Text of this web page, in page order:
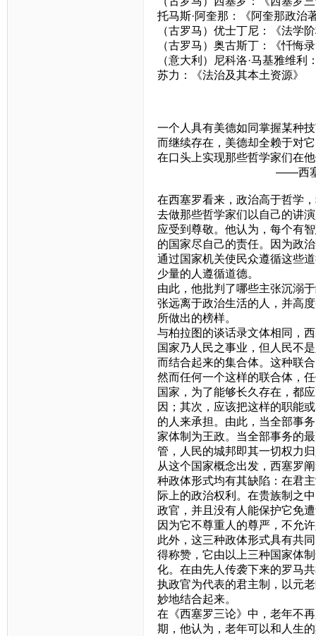
托马斯·阿奎那：《阿奎那政治
（古罗马）优士丁尼：《法学
（古罗马）奥古斯丁：《忏悔
（意大利）尼科洛·马基雅维利
苏力：《法治及其本土资源》
一个人具有美德如同掌握某种
而继续存在，美德却全赖于对
在口头上实现那些哲学家
——西塞罗《论
在西塞罗看来，政治高于哲学
去做那些哲学家们以自己的讲
应受到尊敬。他认为，每个有
的国家尽自己的责任。因为政
通过国家机关使民众遵循这些
少量的人遵循道德。
由此，他批判了哪些主张沉溺
张远离于政治生活的人，并高
所做出的榜样。
与柏拉图的谈话录文体相同，
国家乃人民之事业，但人民不
而结合起来的集合体。这种联
然而任何一个这样的联合体，
国家，为了能够长久存在，都
因；其次，应该把这样的职能
的人来承担。由此，当全部事
家体制为王政。当全部事务的
管，人民的城邦即其一切权力
从这个国家概念出发，西塞罗
种政体形式均有其缺陷：在君
际上的政治权利。在贵族制之
政官，并且没有人能保护它免
因为它不尊重人的尊严，不允
此外，这三种政体形式具有共
得称赞，它由以上三种国家体
化。在由先人传袭下来的罗马
执政官为代表的君主制，以元
妙地结合起来。
在《西塞罗三论》中，老年不
期，他认为，老年可以和人生